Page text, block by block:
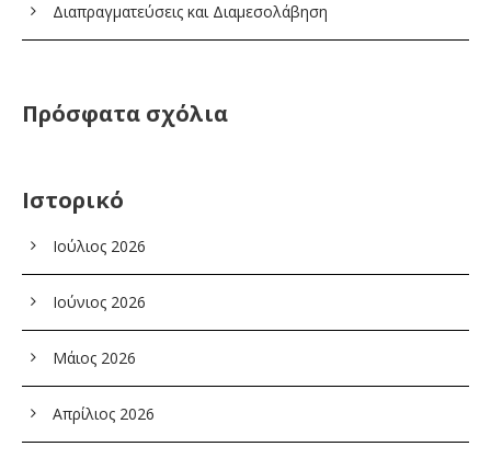
Διαπραγματεύσεις και Διαμεσολάβηση
Πρόσφατα σχόλια
Ιστορικό
Ιούλιος 2026
Ιούνιος 2026
Μάιος 2026
Απρίλιος 2026